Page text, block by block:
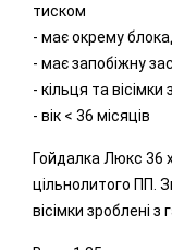
тиском
- має окрему
- має запобіжну
- кільця та вісімки
- вік < 36 місяців
Гойдалка Люкс 36
цільнолитого ПП.
вісімки зроблені з